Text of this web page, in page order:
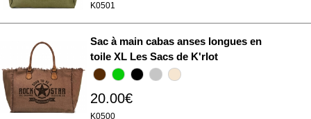
K0501
Sac à main cabas anses longues en
toile XL Les Sacs de K'rlot
20.00€
K0500